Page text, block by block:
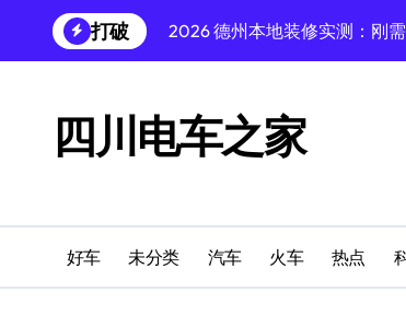
到
打破
2026年8月西安高考全日制补
2026年8月石家庄天皓集团实
2026年8月衡水装修公司实测
四川电车之家
好车 未分类 汽车 火车 热点